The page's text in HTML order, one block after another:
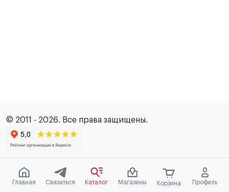
Главная Связаться Каталог Магазины Корзина Профиль
© 2011 - 2026. Все права защищены.